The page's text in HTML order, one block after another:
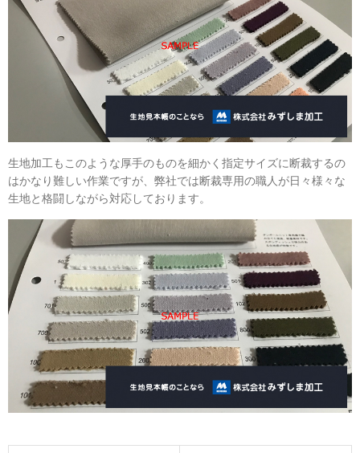
生地加工もこのような厚手のものを細かく指定サイズに断裁するの
はかなり難しい作業ですが、弊社では断裁専用の職人が日々様々な
生地と格闘しながら対応しております。